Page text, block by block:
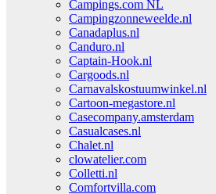
Campings.com NL
Campingzonneweelde.nl
Canadaplus.nl
Canduro.nl
Captain-Hook.nl
Cargoods.nl
Carnavalskostuumwinkel.nl
Cartoon-megastore.nl
Casecompany.amsterdam
Casualcases.nl
Chalet.nl
clowatelier.com
Colletti.nl
Comfortvilla.com